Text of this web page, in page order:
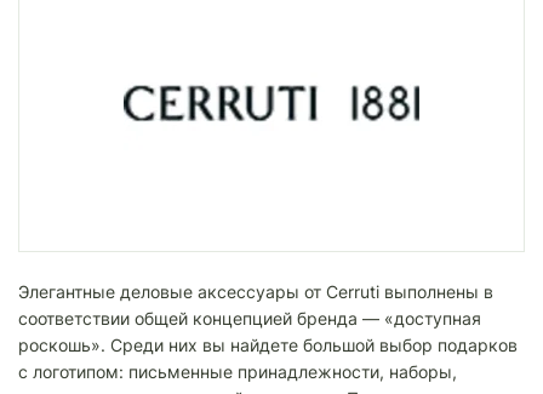
Элегантные деловые аксессуары от Cerruti выполнены в
соответствии общей концепцией бренда — «доступная
роскошь». Среди них вы найдете большой выбор подарков
с логотипом: письменные принадлежности, наборы,